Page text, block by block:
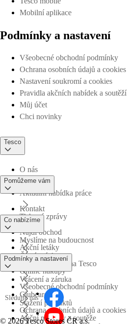
Mobilní aplikace
Podmínky a nastavení
Všeobecné obchodní podmínky
Ochrana osobních údajů a cookies
Nastavení soukromí a cookies
Pravidla akčních nabídek a soutěží
Můj účet
Chci novinky
Tesco
O nás
Aktuální nabídka práce
Tiskové zprávy
Myslíme na budoucnost
Obchodní skupina Tesco
Pomůžeme vám
Kontakt
Najdi obchod
Časté otázky
Vrácení a záruka
Stažení produktů
Co nabízíme
Akční letáky
Online nákupy
Clubcard
Akční nabídky a soutěže
Podmínky a nastavení
Všeobecné obchodní podmínky
Ochrana osobních údajů a cookies
Sledujte nás
© 2026 Tesco Stores ČR a.s.